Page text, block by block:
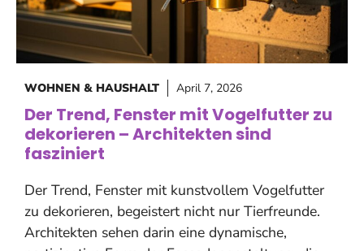
WOHNEN & HAUSHALT April 7, 2026
Der Trend, Fenster mit Vogelfutter zu
dekorieren – Architekten sind
fasziniert
Der Trend, Fenster mit kunstvollem Vogelfutter
zu dekorieren, begeistert nicht nur Tierfreunde.
Architekten sehen darin eine dynamische,